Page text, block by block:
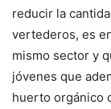
reducir la
vertederos, es
mismo sector y
jóvenes que
huerto orgánico